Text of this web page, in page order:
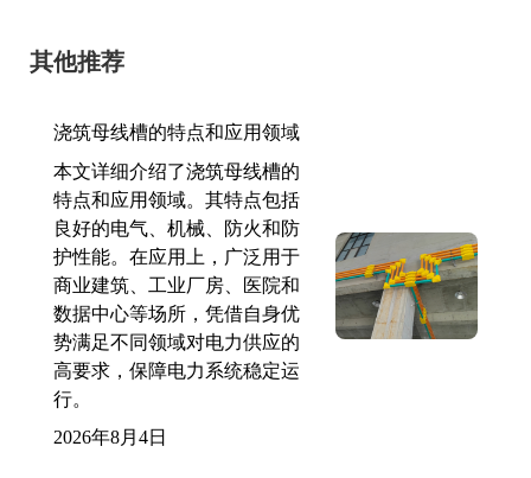
其他推荐
浇筑母线槽的特点和应用领域
本文详细介绍了浇筑母线槽的
特点和应用领域。其特点包括
良好的电气、机械、防火和防
护性能。在应用上，广泛用于
商业建筑、工业厂房、医院和
数据中心等场所，凭借自身优
势满足不同领域对电力供应的
高要求，保障电力系统稳定运
行。
2026年8月4日